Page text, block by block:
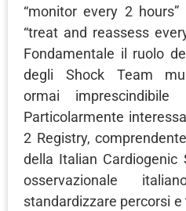
“monitor every 2
“treat and reassess
Fondamentale il ruolo
degli Shock Team
ormai
Particolarmente
2 Registry,
della Italian Cardiogenic
osservazionale
standardizzare percorsi